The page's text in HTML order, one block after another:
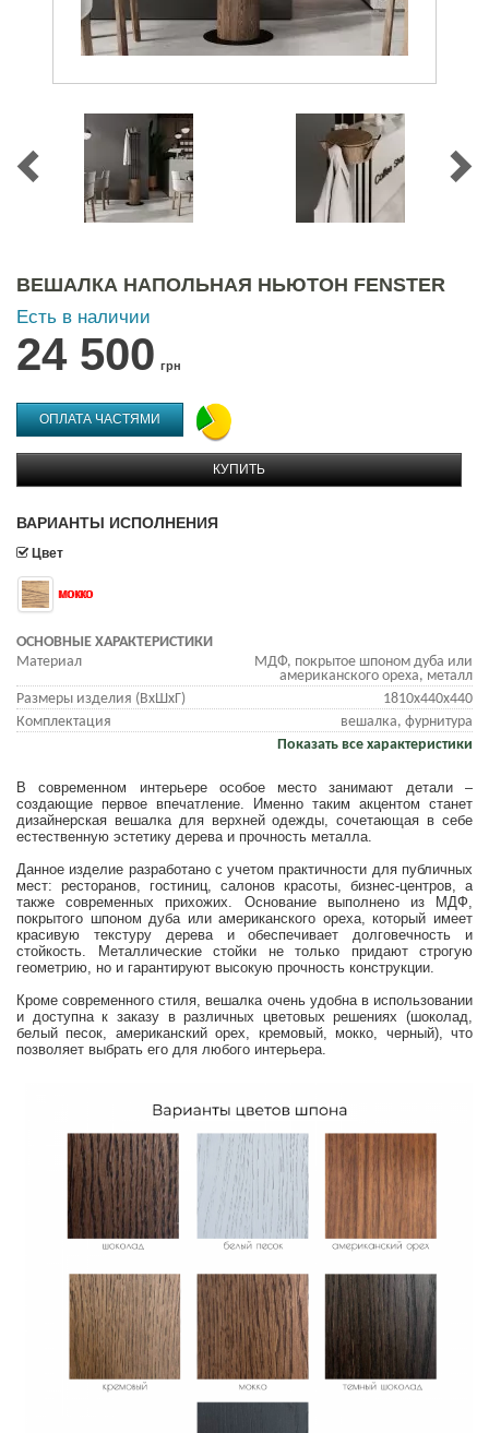
ВЕШАЛКА НАПОЛЬНАЯ НЬЮТОН FENSTER
Есть в наличии
24 500 грн
ОПЛАТА ЧАСТЯМИ
КУПИТЬ
ВАРИАНТЫ ИСПОЛНЕНИЯ
Цвет
мокко
ОСНОВНЫЕ ХАРАКТЕРИСТИКИ
Материал
МДФ, покрытое шпоном дуба или
американского ореха, металл
Размеры изделия (ВхШхГ)
1810х440х440
Комплектация
вешалка, фурнитура
Показать все характеристики
В современном интерьере особое место занимают детали –
создающие первое впечатление. Именно таким акцентом станет
дизайнерская вешалка для верхней одежды, сочетающая в себе
естественную эстетику дерева и прочность металла.
Данное изделие разработано с учетом практичности для публичных
мест: ресторанов, гостиниц, салонов красоты, бизнес-центров, а
также современных прихожих. Основание выполнено из МДФ,
покрытого шпоном дуба или американского ореха, который имеет
красивую текстуру дерева и обеспечивает долговечность и
стойкость. Металлические стойки не только придают строгую
геометрию, но и гарантируют высокую прочность конструкции.
Кроме современного стиля, вешалка очень удобна в использовании
и доступна к заказу в различных цветовых решениях (шоколад,
белый песок, американский орех, кремовый, мокко, черный), что
позволяет выбрать его для любого интерьера.